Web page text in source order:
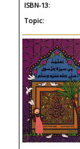
ISBN-13:
Topic: